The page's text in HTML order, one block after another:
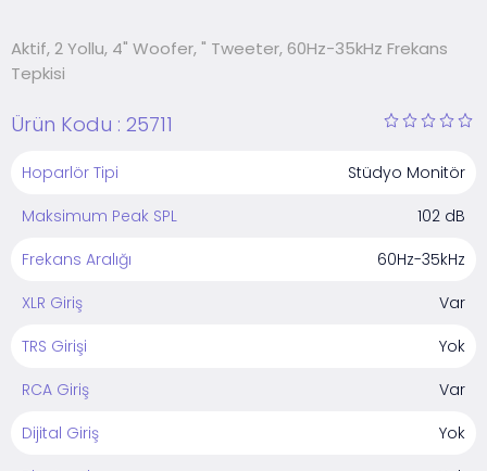
Aktif, 2 Yollu, 4" Woofer, " Tweeter, 60Hz-35kHz Frekans
Tepkisi
Ürün Kodu : 25711
Hoparlör Tipi
Stüdyo Monitör
Maksimum Peak SPL
102 dB
Frekans Aralığı
60Hz-35kHz
XLR Giriş
Var
TRS Girişi
Yok
RCA Giriş
Var
Dijital Giriş
Yok